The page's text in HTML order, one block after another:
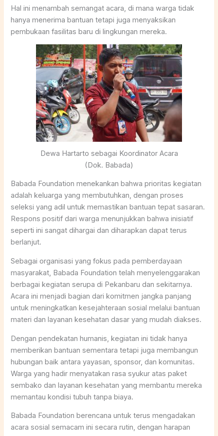
Hal ini menambah semangat acara, di mana warga tidak
hanya menerima bantuan tetapi juga menyaksikan
pembukaan fasilitas baru di lingkungan mereka.
Dewa Hartarto sebagai Koordinator Acara
(Dok. Babada)
Babada Foundation menekankan bahwa prioritas kegiatan
adalah keluarga yang membutuhkan, dengan proses
seleksi yang adil untuk memastikan bantuan tepat sasaran.
Respons positif dari warga menunjukkan bahwa inisiatif
seperti ini sangat dihargai dan diharapkan dapat terus
berlanjut.
Sebagai organisasi yang fokus pada pemberdayaan
masyarakat, Babada Foundation telah menyelenggarakan
berbagai kegiatan serupa di Pekanbaru dan sekitarnya.
Acara ini menjadi bagian dari komitmen jangka panjang
untuk meningkatkan kesejahteraan sosial melalui bantuan
materi dan layanan kesehatan dasar yang mudah diakses.
Dengan pendekatan humanis, kegiatan ini tidak hanya
memberikan bantuan sementara tetapi juga membangun
hubungan baik antara yayasan, sponsor, dan komunitas.
Warga yang hadir menyatakan rasa syukur atas paket
sembako dan layanan kesehatan yang membantu mereka
memantau kondisi tubuh tanpa biaya.
Babada Foundation berencana untuk terus mengadakan
acara sosial semacam ini secara rutin, dengan harapan